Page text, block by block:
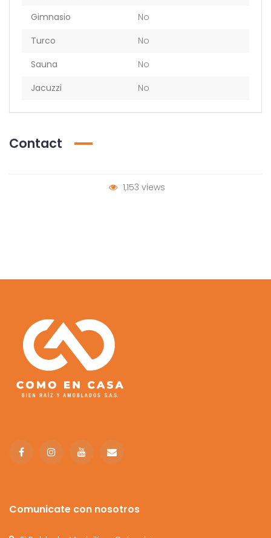
Gimnasio
No
Turco
No
Sauna
No
Jacuzzi
No
Contact
1,153 views
Comunicate con nosotros